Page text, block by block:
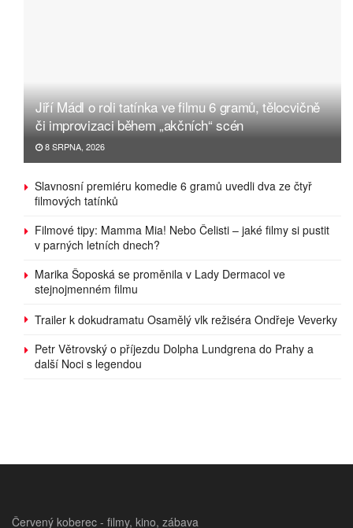
Jiří Mádl o roli tatínka ve filmu 6 gramů, tělocvičně
či improvizaci během „akčních“ scén
8 SRPNA, 2026
Slavnosní premiéru komedie 6 gramů uvedli dva ze čtyř
filmových tatínků
Filmové tipy: Mamma Mia! Nebo Čelisti – jaké filmy si pustit
v parných letních dnech?
Marika Šoposká se proměnila v Lady Dermacol ve
stejnojmenném filmu
Trailer k dokudramatu Osamělý vlk režiséra Ondřeje Veverky
Petr Větrovský o příjezdu Dolpha Lundgrena do Prahy a
další Noci s legendou
Červený koberec - filmy, kino, zábava